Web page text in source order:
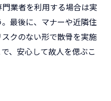
業者を利用する場合は実
最後に、マナーや近隣住
クのない形で散骨を実施
、安心して故人を偲ぶこ